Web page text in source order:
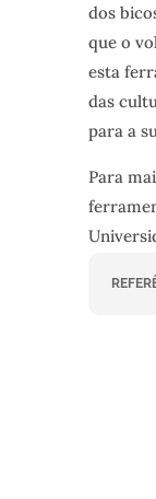
dos
que o
esta
das
para a
Para